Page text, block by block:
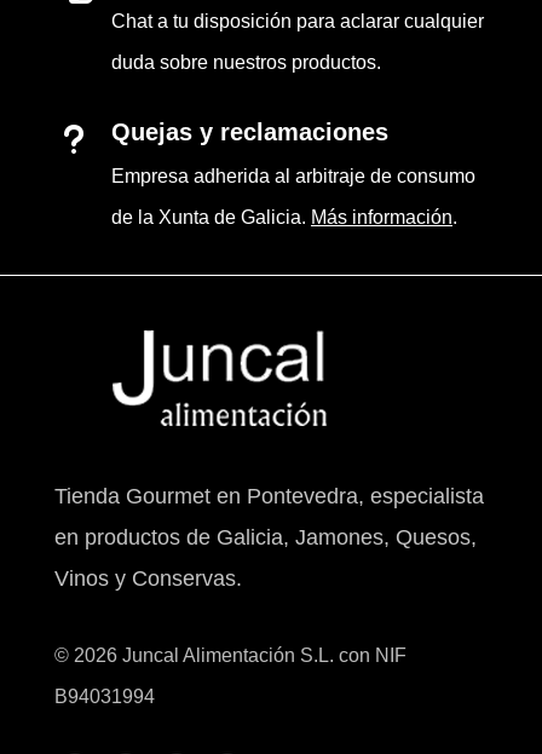
Chat a tu disposición para aclarar cualquier
duda sobre nuestros productos.
u Quejas y reclamaciones
Empresa adherida al arbitraje de consumo
de la Xunta de Galicia. Más información.
Tienda Gourmet en Pontevedra, especialista
en productos de Galicia, Jamones, Quesos,
Vinos y Conservas.
© 2026 Juncal Alimentación S.L. con NIF
B94031994